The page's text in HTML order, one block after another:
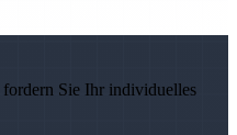
fordern Sie Ihr individuelles